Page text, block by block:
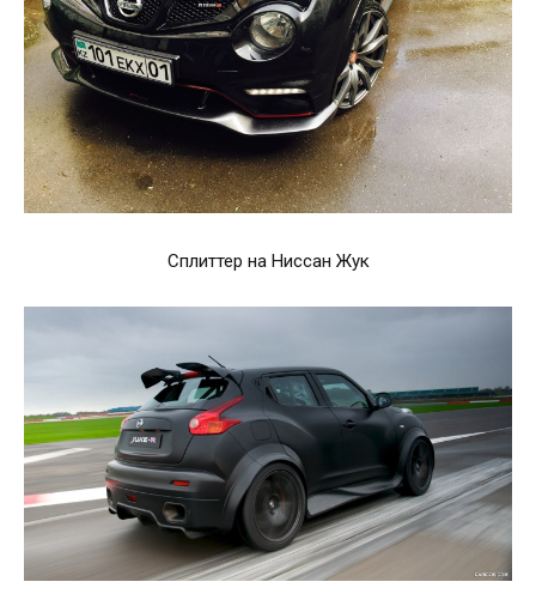
Сплиттер на Ниссан Жук